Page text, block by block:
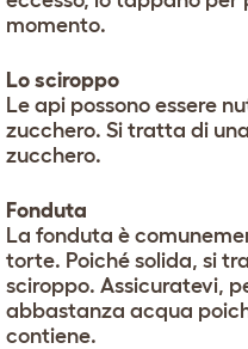
momento.
Lo sciroppo
Le api possono essere
zucchero. Si tratta di
zucchero.
Fonduta
La fonduta è
torte. Poiché solida, si
sciroppo. Assicuratevi,
abbastanza acqua
contiene.